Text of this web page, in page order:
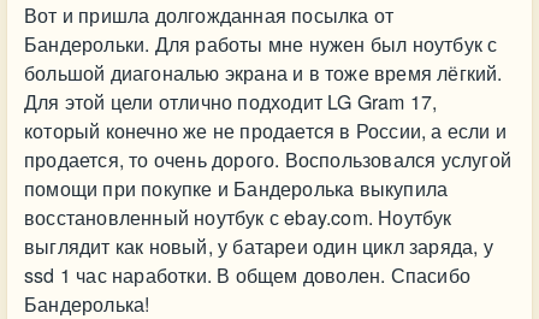
Вот и пришла долгожданная посылка от
Бандерольки. Для работы мне нужен был ноутбук с
большой диагональю экрана и в тоже время лёгкий.
Для этой цели отлично подходит LG Gram 17,
который конечно же не продается в России, а если и
продается, то очень дорого. Воспользовался услугой
помощи при покупке и Бандеролька выкупила
восстановленный ноутбук с ebay.com. Ноутбук
выглядит как новый, у батареи один цикл заряда, у
ssd 1 час наработки. В общем доволен. Спасибо
Бандеролька!